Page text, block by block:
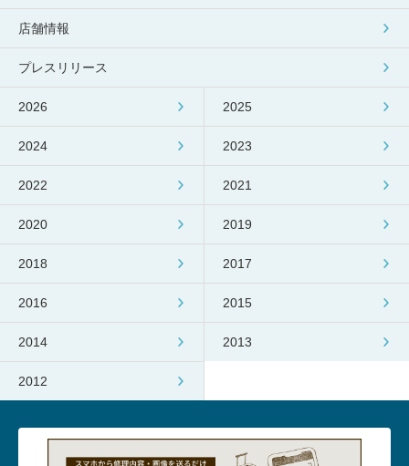
店舗情報
プレスリリース
2026 2025
2024 2023
2022 2021
2020 2019
2018 2017
2016 2015
2014 2013
2012